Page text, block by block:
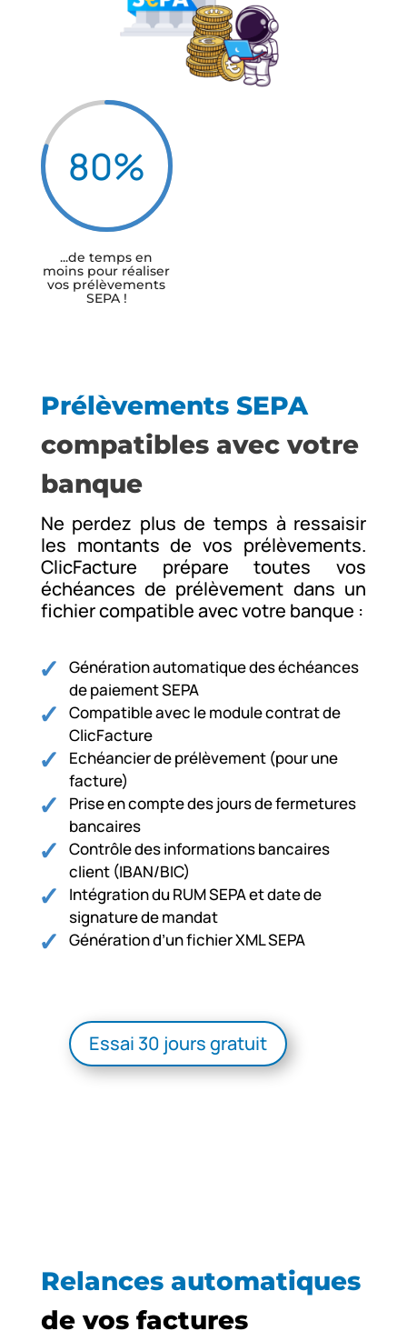
80%
...de temps en
moins pour réaliser
vos prélèvements
SEPA !
Prélèvements SEPA
compatibles avec votre
banque
Ne perdez plus de temps à ressaisir
les montants de vos prélèvements.
ClicFacture prépare toutes vos
échéances de prélèvement dans un
fichier compatible avec votre banque :
Génération automatique des échéances
de paiement SEPA
Compatible avec le module contrat de
ClicFacture
Echéancier de prélèvement (pour une
facture)
Prise en compte des jours de fermetures
bancaires
Contrôle des informations bancaires
client (IBAN/BIC)
Intégration du RUM SEPA et date de
signature de mandat
Génération d’un fichier XML SEPA
Essai 30 jours gratuit
Relances automatiques
de vos factures